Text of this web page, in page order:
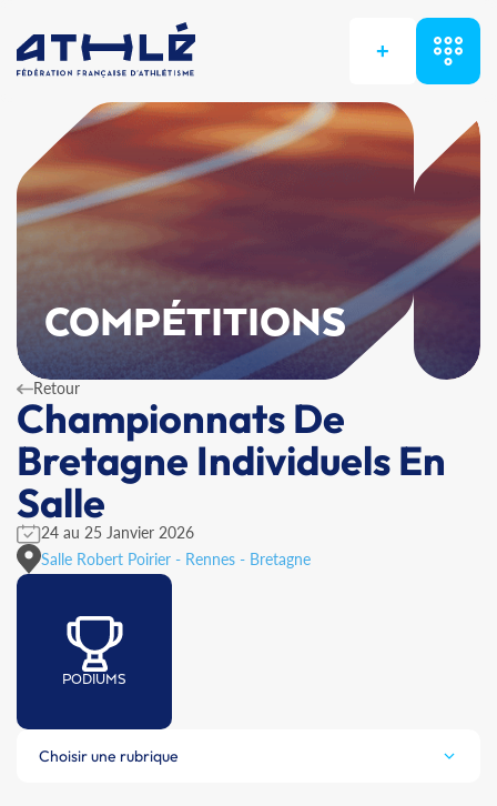
+
COMPÉTITIONS
Retour
Championnats De
Bretagne Individuels En
Salle
24 au 25 Janvier 2026
Salle Robert Poirier - Rennes - Bretagne
PODIUMS
Choisir une rubrique